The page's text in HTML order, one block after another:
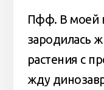
Пфф. В моей
зародилась
растения с
жду